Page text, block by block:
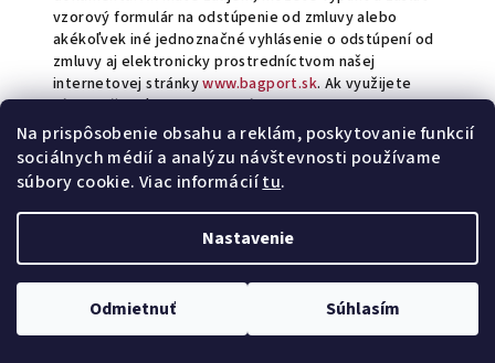
Na prispôsobenie obsahu a reklám, poskytovanie funkcií
sociálnych médií a analýzu návštevnosti používame
súbory cookie. Viac informáciítu.
Nastavenie
Odmietnuť Súhlasím
vzorový formulár na odstúpenie od zmluvy alebo
akékoľvek iné jednoznačné vyhlásenie o odstúpení od
zmluvy aj elektronicky prostredníctvom našej
internetovej stránkywww.bagport.sk. Ak využijete
túto možnosť, prijatie odstúpenia od zmluvy Vám
bezodkladne potvrdíme e-mailom.
Lehota na odstúpenie od zmluvy je zachovaná, ak
zašlete oznámenie o uplatnení práva na odstúpenie od
zmluvy pred tým, ako uplynie lehota na odstúpenie od
zmluvy.
2. Dôsledky odstúpenia od zmluvy
Po odstúpení od zmluvy Vám vrátime všetky platby,